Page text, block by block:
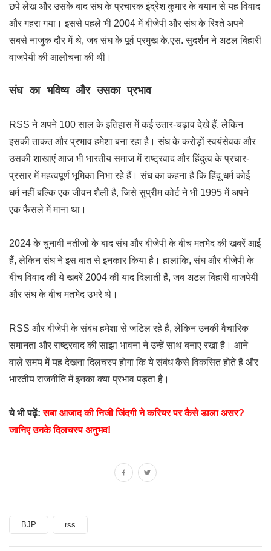
छपे लेख और उसके बाद संघ के प्रचारक इंद्रेश कुमार के बयान से यह विवाद
और गहरा गया। इससे पहले भी 2004 में बीजेपी और संघ के रिश्ते अपने
सबसे नाजुक दौर में थे, जब संघ के पूर्व प्रमुख के.एस. सुदर्शन ने अटल बिहारी
वाजपेयी की आलोचना की थी।
संघ का भविष्य और उसका प्रभाव
RSS ने अपने 100 साल के इतिहास में कई उतार-चढ़ाव देखे हैं, लेकिन
इसकी ताकत और प्रभाव हमेशा बना रहा है। संघ के करोड़ों स्वयंसेवक और
उसकी शाखाएं आज भी भारतीय समाज में राष्ट्रवाद और हिंदुत्व के प्रचार-
प्रसार में महत्वपूर्ण भूमिका निभा रहे हैं। संघ का कहना है कि हिंदू धर्म कोई
धर्म नहीं बल्कि एक जीवन शैली है, जिसे सुप्रीम कोर्ट ने भी 1995 में अपने
एक फैसले में माना था।
2024 के चुनावी नतीजों के बाद संघ और बीजेपी के बीच मतभेद की खबरें आई
हैं, लेकिन संघ ने इस बात से इनकार किया है। हालांकि, संघ और बीजेपी के
बीच विवाद की ये खबरें 2004 की याद दिलाती हैं, जब अटल बिहारी वाजपेयी
और संघ के बीच मतभेद उभरे थे।
RSS और बीजेपी के संबंध हमेशा से जटिल रहे हैं, लेकिन उनकी वैचारिक
समानता और राष्ट्रवाद की साझा भावना ने उन्हें साथ बनाए रखा है। आने
वाले समय में यह देखना दिलचस्प होगा कि ये संबंध कैसे विकसित होते हैं और
भारतीय राजनीति में इनका क्या प्रभाव पड़ता है।
ये भी पढ़ें:सबा आजाद की निजी जिंदगी ने करियर पर कैसे डाला असर?
जानिए उनके दिलचस्प अनुभव!
BJP rss